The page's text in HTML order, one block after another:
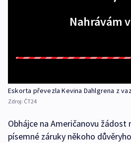
Nahrávám
Eskorta převezla Kevina Dahlgrena z
Zdroj: ČT24
Obhájce na Američanovu žádost
písemné záruky někoho